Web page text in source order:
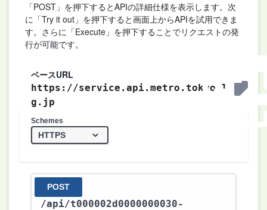
「POST」を押下するとAPIの詳細仕様を表示します。次
に「Try it out」を押下すると画面上からAPIを試用できま
す。さらに「Execute」を押下することでリクエストの発
行が可能です。
ベースURL
https://service.api.metro.tokyo.l
g.jp
Schemes
POST
/api/t000002d0000000030-